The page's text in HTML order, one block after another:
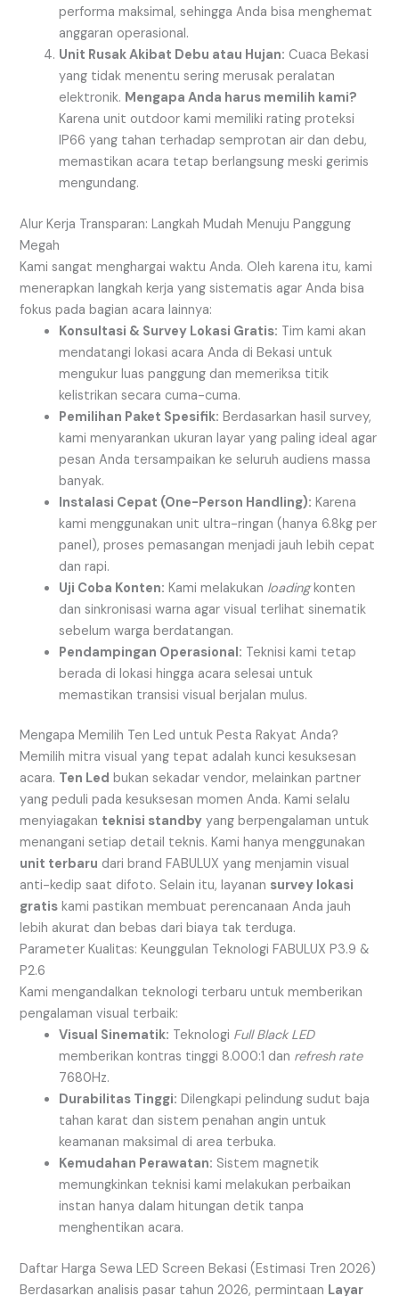
performa maksimal, sehingga Anda bisa menghemat
anggaran operasional.
Unit Rusak Akibat Debu atau Hujan: Cuaca Bekasi
yang tidak menentu sering merusak peralatan
elektronik. Mengapa Anda harus memilih kami?
Karena unit outdoor kami memiliki rating proteksi
IP66 yang tahan terhadap semprotan air dan debu,
memastikan acara tetap berlangsung meski gerimis
mengundang.
Alur Kerja Transparan: Langkah Mudah Menuju Panggung
Megah
Kami sangat menghargai waktu Anda. Oleh karena itu, kami
menerapkan langkah kerja yang sistematis agar Anda bisa
fokus pada bagian acara lainnya:
Konsultasi & Survey Lokasi Gratis: Tim kami akan
mendatangi lokasi acara Anda di Bekasi untuk
mengukur luas panggung dan memeriksa titik
kelistrikan secara cuma-cuma.
Pemilihan Paket Spesifik: Berdasarkan hasil survey,
kami menyarankan ukuran layar yang paling ideal agar
pesan Anda tersampaikan ke seluruh audiens massa
banyak.
Instalasi Cepat (One-Person Handling): Karena
kami menggunakan unit ultra-ringan (hanya 6.8kg per
panel), proses pemasangan menjadi jauh lebih cepat
dan rapi.
Uji Coba Konten: Kami melakukan loadingkonten
dan sinkronisasi warna agar visual terlihat sinematik
sebelum warga berdatangan.
Pendampingan Operasional: Teknisi kami tetap
berada di lokasi hingga acara selesai untuk
memastikan transisi visual berjalan mulus.
Mengapa Memilih Ten Led untuk Pesta Rakyat Anda?
Memilih mitra visual yang tepat adalah kunci kesuksesan
acara. Ten Led bukan sekadar vendor, melainkan partner
yang peduli pada kesuksesan momen Anda. Kami selalu
menyiagakan teknisi standby yang berpengalaman untuk
menangani setiap detail teknis. Kami hanya menggunakan
unit terbaru dari brand FABULUX yang menjamin visual
anti-kedip saat difoto. Selain itu, layanan survey lokasi
gratis kami pastikan membuat perencanaan Anda jauh
lebih akurat dan bebas dari biaya tak terduga.
Parameter Kualitas: Keunggulan Teknologi FABULUX P3.9 &
P2.6
Kami mengandalkan teknologi terbaru untuk memberikan
pengalaman visual terbaik:
Visual Sinematik: Teknologi Full Black LED
memberikan kontras tinggi 8.000:1 dan refresh rate
7680Hz.
Durabilitas Tinggi: Dilengkapi pelindung sudut baja
tahan karat dan sistem penahan angin untuk
keamanan maksimal di area terbuka.
Kemudahan Perawatan: Sistem magnetik
memungkinkan teknisi kami melakukan perbaikan
instan hanya dalam hitungan detik tanpa
menghentikan acara.
Daftar Harga Sewa LED Screen Bekasi (Estimasi Tren 2026)
Berdasarkan analisis pasar tahun 2026, permintaan Layar